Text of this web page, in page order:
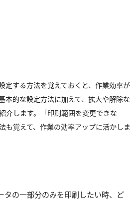
定する方法を覚えておくと、作業効率が
本的な設定方法に加えて、拡大や解除な
介します。「印刷範囲を変更できな
も覚えて、作業の効率アップに活かしま
タの一部分のみを印刷したい時、ど